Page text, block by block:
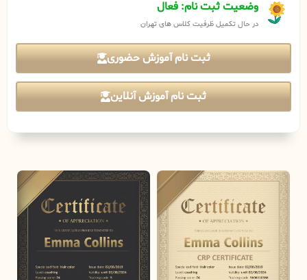
وضعیت ثبت نام: فعال
در حال تکمیل ظرفیت کلاس های تهران
ثبت نام آموزش حضوری
ثبت نام آموزش آنلاین